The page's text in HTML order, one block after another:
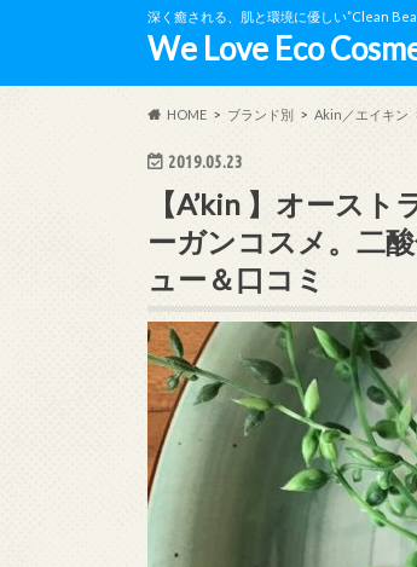
深く癒される、肌と環境に優しい”Clean
We Love Eco
HOME ブランド別 Akin／エイキン
2019.05.23
【A’kin 】オース
ーガンコスメ。二
ュー＆口コミ